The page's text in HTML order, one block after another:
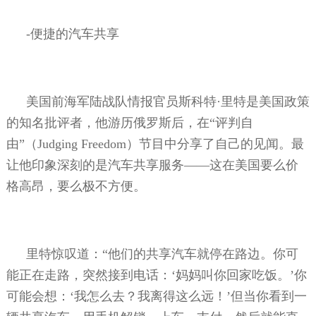
-便捷的汽车共享
美国前海军陆战队情报官员斯科特·里特是美国政策
的知名批评者，他游历俄罗斯后，在“评判自
由”（Judging Freedom ）节目中分享了自己的见闻。最
让他印象深刻的是汽车共享服务——这在美国要么价
格高昂，要么极不方便。
里特惊叹道：“他们的共享汽车就停在路边。你可
能正在走路，突然接到电话：‘妈妈叫你回家吃饭。’你
可能会想：‘我怎么去？我离得这么远！’但当你看到一